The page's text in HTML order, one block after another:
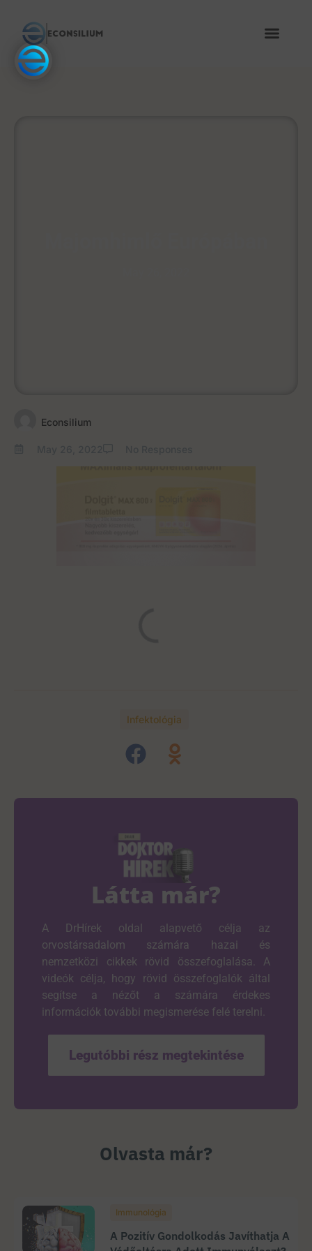
Econsilium
Infektológia
Látta már?
A DrHírek oldal alapvető célja az
orvostársadalom számára hazai és
nemzetközi cikkek rövid összefoglalása. A
videók célja, hogy rövid összefoglalók által
segítse a nézőt a számára érdekes
információk további megismerése felé terelni.
Legutóbbi rész megtekintése
Olvasta már?
Immunológia
A Pozitív Gondolkodás Javíthatja A